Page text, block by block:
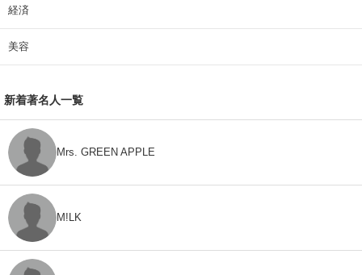
経済
美容
新着著名人一覧
Mrs. GREEN APPLE
M!LK